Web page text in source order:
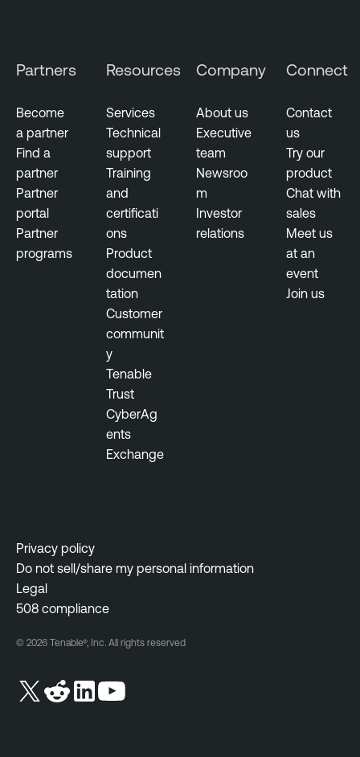
Partners
Become
a partner
Find a
partner
Partner
portal
Partner
programs
Resources
Services
Technical
support
Training
and
certificati
ons
Product
documen
tation
Customer
communit
y
Tenable
Trust
CyberAg
ents
Exchange
Company
About us
Executive
team
Newsroo
m
Investor
relations
Connect
Contact
us
Try our
product
Chat with
sales
Meet us
at an
event
Join us
Privacy policy
Do not sell/share my personal information
Legal
508 compliance
© 2026 Tenable®, Inc. All rights reserved